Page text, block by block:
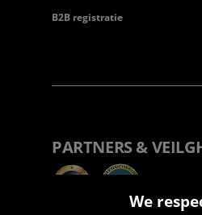
B2B registratie
PARTNERS &
We